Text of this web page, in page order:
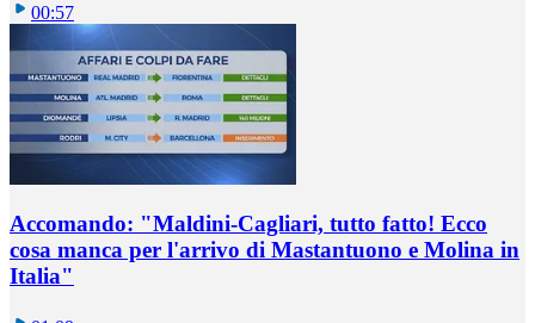
00:57
Accomando: "Maldini-Cagliari, tutto fatto! Ecco
cosa manca per l'arrivo di Mastantuono e Molina in
Italia"